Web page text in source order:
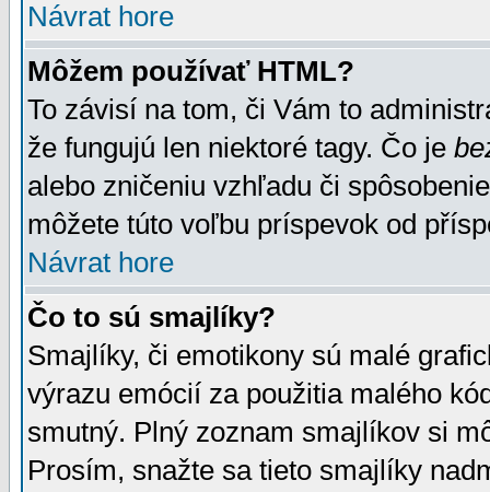
Návrat hore
Môžem používať HTML?
To závisí na tom, či Vám to
že fungujú len niektoré tagy. Čo je
alebo zničeniu vzhľadu či
môžete túto voľbu príspevok od
Návrat hore
Čo to sú smajlíky?
Smajlíky, či emotikony sú malé
výrazu emócií za použitia malého
smutný. Plný zoznam smajlíkov si
Prosím, snažte sa tieto smajlíky